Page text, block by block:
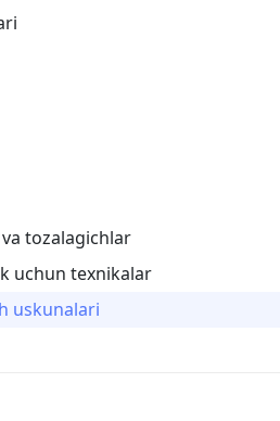
tozalagichlar
uchun texnikalar
uskunalari